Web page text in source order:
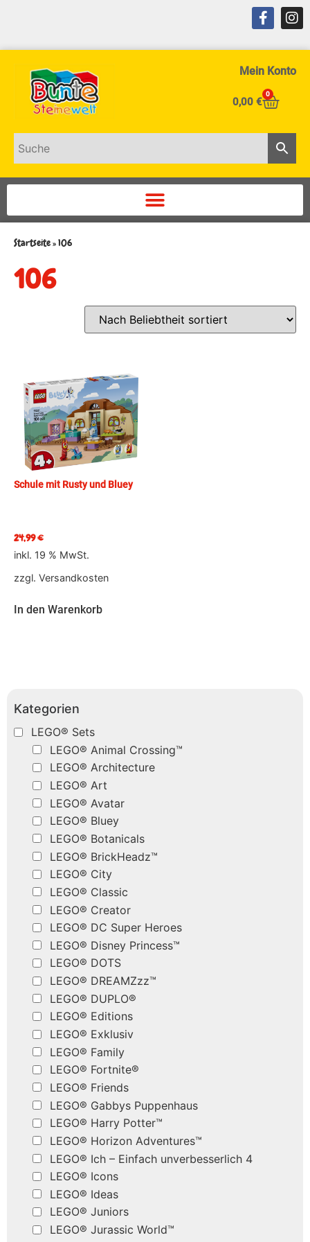
Mein Konto
0,00 €
0
Kategorien
LEGO® Sets
LEGO® Animal Crossing™
LEGO® Architecture
LEGO® Art
LEGO® Avatar
LEGO® Bluey
LEGO® Botanicals
LEGO® BrickHeadz™
LEGO® City
LEGO® Classic
LEGO® Creator
LEGO® DC Super Heroes
LEGO® Disney Princess™
LEGO® DOTS
LEGO® DREAMZzz™
LEGO® DUPLO®
LEGO® Editions
LEGO® Exklusiv
LEGO® Family
LEGO® Fortnite®
LEGO® Friends
LEGO® Gabbys Puppenhaus
LEGO® Harry Potter™
LEGO® Horizon Adventures™
LEGO® Ich – Einfach unverbesserlich 4
LEGO® Icons
LEGO® Ideas
LEGO® Juniors
LEGO® Jurassic World™
Startseite»106
106
Schule mit Rusty und Bluey
24,99€
inkl. 19 % MwSt.
zzgl. Versandkosten
In den Warenkorb